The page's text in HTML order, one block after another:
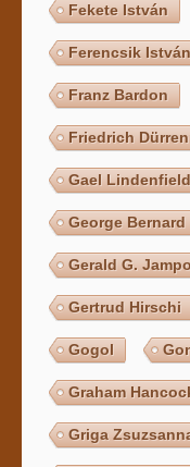
Fekete István
Ferencsik
Franz Bardon
Friedrich
Gael
George Bernard
Gerald G.
Gertrud Hirschi
Gogol
Graham
Griga